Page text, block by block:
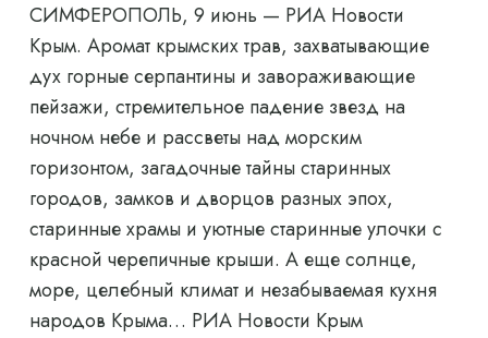
СИМФЕРОПОЛЬ, 9 июнь — РИА Новости
Крым. Аромат крымских трав, захватывающие
дух горные серпантины и завораживающие
пейзажи, стремительное падение звезд на
ночном небе и рассветы над морским
горизонтом, загадочные тайны старинных
городов, замков и дворцов разных эпох,
старинные храмы и уютные старинные улочки с
красной черепичные крыши. А еще солнце,
море, целебный климат и незабываемая кухня
народов Крыма… РИА Новости Крым